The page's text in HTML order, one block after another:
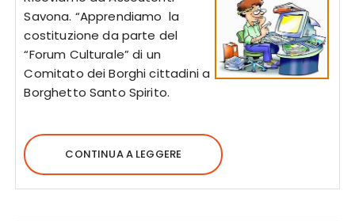
Savona. “Apprendiamo la
costituzione da parte del
“Forum Culturale” di un
Comitato dei Borghi cittadini a
Borghetto Santo Spirito.
CONTINUA A LEGGERE